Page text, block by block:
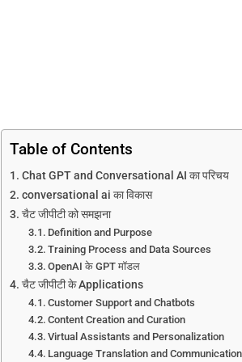
Table of Contents
Chat GPT and Conversational AI का परिचय
conversational ai का विकास
चैट जीपीटी को समझना
Definition and Purpose
Training Process and Data Sources
OpenAI के GPT मॉडल
चैट जीपीटी के Applications
Customer Support and Chatbots
Content Creation and Curation
Virtual Assistants and Personalization
Language Translation and Communication